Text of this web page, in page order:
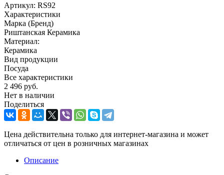
Артикул: RS92
Характеристики
Марка (Бренд)
Риштанская Керамика
Материал:
Керамика
Вид продукции
Посуда
Все характеристики
2 496 руб.
Нет в наличии
Поделиться
Цена действительна только для интернет-магазина и может
отличаться от цен в розничных магазинах
Описание